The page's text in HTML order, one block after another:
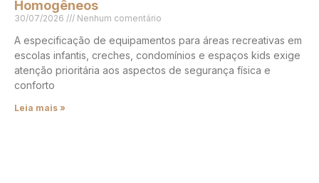
Homogêneos
30/07/2026 Nenhum comentário
A especificação de equipamentos para áreas recreativas em
escolas infantis, creches, condomínios e espaços kids exige
atenção prioritária aos aspectos de segurança física e
conforto
Leia mais »